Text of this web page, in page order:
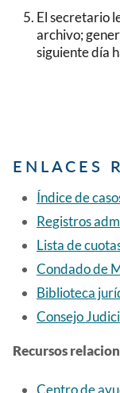
El secretario
archivo;
siguiente día
ENLACES
Índice de
Registros
Lista de
Condado de
Biblioteca
Consejo
Recursos